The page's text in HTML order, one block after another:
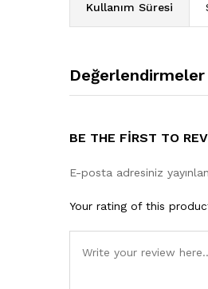
Kullanım Süresi
BE THE FIRST TO
E-posta adresiniz
Your rating of this